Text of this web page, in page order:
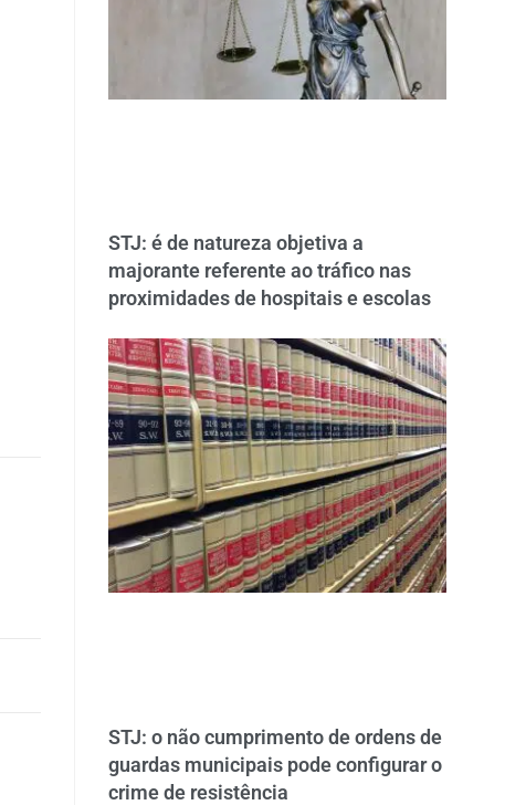
STJ: é de natureza objetiva a
majorante referente ao tráfico nas
proximidades de hospitais e escolas
STJ: o não cumprimento de ordens de
guardas municipais pode configurar o
crime de resistência